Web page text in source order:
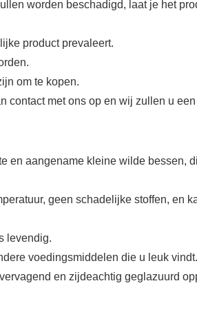
worden beschadigd, laat je het
product prevaleert.
om te kopen.
contact met ons op en wij zullen u
en aangename kleine wilde bessen,
geen schadelijke stoffen, en
levendig.
voedingsmiddelen die u leuk vindt.
en zijdeachtig geglazuurd